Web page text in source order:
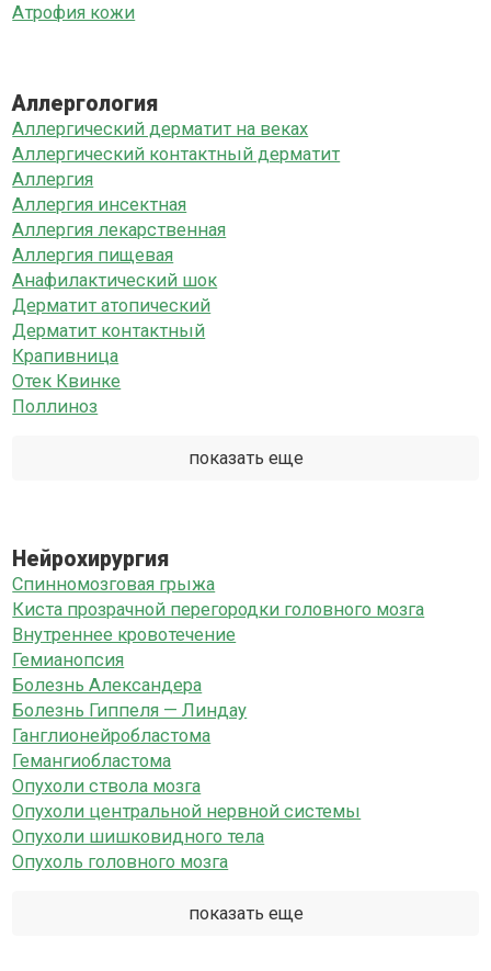
Атрофия кожи
Аллергология
Аллергический дерматит на веках
Аллергический контактный дерматит
Аллергия
Аллергия инсектная
Аллергия лекарственная
Аллергия пищевая
Анафилактический шок
Дерматит атопический
Дерматит контактный
Крапивница
Отек Квинке
Поллиноз
показать еще
Нейрохирургия
Спинномозговая грыжа
Киста прозрачной перегородки головного мозга
Внутреннее кровотечение
Гемианопсия
Болезнь Александера
Болезнь Гиппеля — Линдау
Ганглионейробластома
Гемангиобластома
Опухоли ствола мозга
Опухоли центральной нервной системы
Опухоли шишковидного тела
Опухоль головного мозга
показать еще